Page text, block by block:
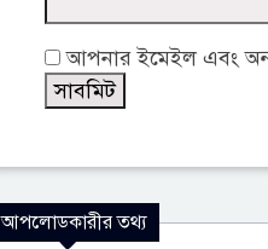
আপনার ইমেইল এবং
আপলোডকারীর তথ্য